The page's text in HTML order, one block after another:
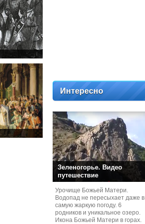
Интересно
Зеленогорье. Видео
путешествие
Урочище Божьей Матери.
Водопад не пересыхает даже в
самую жаркую погоду. 6
родников и уникальное озеро.
Икона Божьей Матери в горах.